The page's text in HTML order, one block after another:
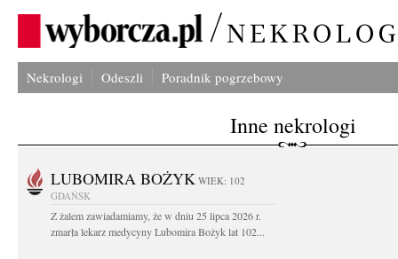
Nekrologi Odeszli Poradnik pogrzebowy
Inne nekrologi
LUBOMIRA BOŻYK WIEK: 102
GDAŃSK
Z żalem zawiadamiamy, że w dniu 25 lipca 2026 r.
zmarła lekarz medycyny Lubomira Bożyk lat 102...